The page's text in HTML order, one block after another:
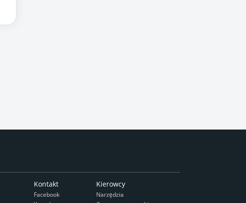
Kontakt
Facebook
Kierowcy
Narzędzia